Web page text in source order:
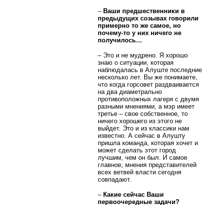
– Ваши предшественники в
предыдущих созывах говорили
примерно то же самое, но
почему-то у них ничего не
получилось…
– Это и не мудрено. Я хорошо
знаю о ситуации, которая
наблюдалась в Алуште последние
несколько лет. Вы же понимаете,
что когда горсовет раздваивается
на два диаметрально
противоположных лагеря с двумя
разными мнениями, а мэр имеет
третье – свое собственное, то
ничего хорошего из этого не
выйдет. Это и из классики нам
известно. А сейчас в Алушту
пришла команда, которая хочет и
может сделать этот город
лучшим, чем он был. И самое
главное, мнения представителей
всех ветвей власти сегодня
совпадают.
– Какие сейчас Ваши
первоочередные задачи?